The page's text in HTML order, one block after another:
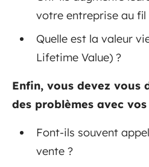
votre entreprise au fil
Quelle est la valeur
Lifetime Value) ?
Enfin, vous devez vous
des problèmes avec
Font-ils souvent
vente ?